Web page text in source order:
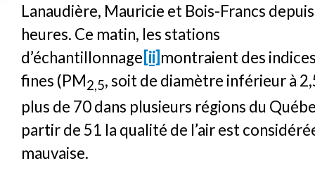
Lanaudière, Mauricie et Bois-Francs
heures. Ce matin, les stations
d’échantillonnage [ii] montraient des
fines (PM2,5, soit de diamètre inférieur à
plus de 70 dans plusieurs régions du
partir de 51 la qualité de l’air est
mauvaise.